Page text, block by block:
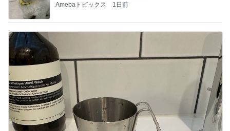
Amebaトピックス 1日前